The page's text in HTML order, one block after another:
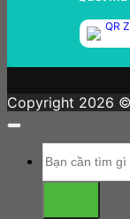
Copyright 2026